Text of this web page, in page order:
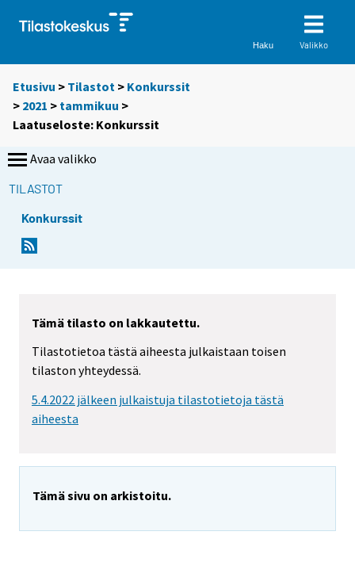
Haku Valikko
Etusivu > Tilastot > Konkurssit
> 2021 > tammikuu >
Laatuseloste: Konkurssit
Avaa valikko
TILASTOT
Konkurssit
Tämä tilasto on lakkautettu.
Tilastotietoa tästä aiheesta julkaistaan toisen
tilaston yhteydessä.
5.4.2022 jälkeen julkaistuja tilastotietoja tästä
aiheesta
Tämä sivu on arkistoitu.